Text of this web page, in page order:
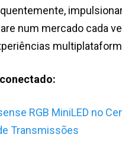
num mercado cada
RGB MiniLED no
Transmissões